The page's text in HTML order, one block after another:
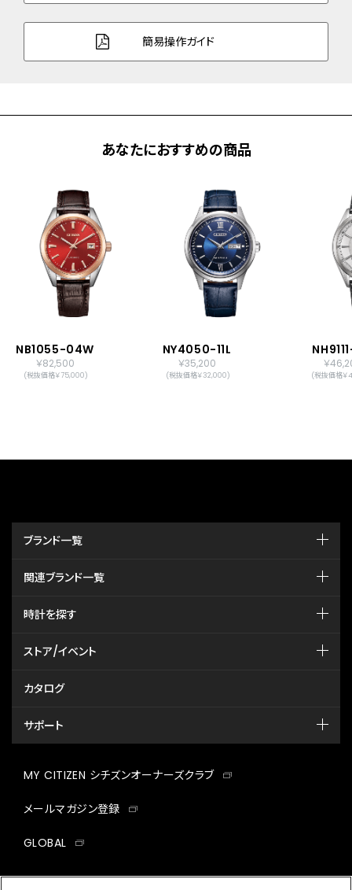
ーティング）
デザイン特徴
銀箔漆文字板
振動数：28,800回／時
日付早修正機能
メーカー保証
国際保証3年間(購入後1年以内にMY
簡易操作ガイド
あなたにおすすめの商品
NB1055-04W
￥82,500
(税抜価格￥75,000)
NY4050-11L
￥35,200
(税抜価格￥32,000)
￥
(税抜価格
ブランド一覧
関連ブランド一覧
時計を探す
ストア/イベント
カタログ
サポート
MY CITIZEN シチズンオーナーズクラブ
メールマガジン登録
GLOBAL